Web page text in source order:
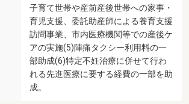
子育て世帯や産前産後世帯への家事・
育児支援、委託助産師による養育支援
訪問事業、市内医療機関等での産後ケ
アの実施(5)陣痛タクシー利用料の一
部助成(6)特定不妊治療に併せて行わ
れる先進医療に要する経費の一部を助
成。